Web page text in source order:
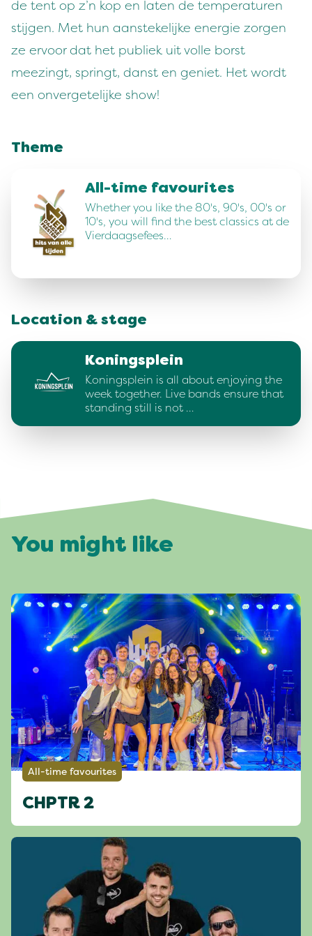
de tent op z’n kop en laten de temperaturen
stijgen. Met hun aanstekelijke energie zorgen
ze ervoor dat het publiek uit volle borst
meezingt, springt, danst en geniet. Het wordt
een onvergetelijke show!
Theme
All-time favourites
Whether you like the 80's, 90's, 00's or
10's, you will find the best classics at de
Vierdaagsefees…
Location & stage
Koningsplein
Koningsplein is all about enjoying the
week together. Live bands ensure that
standing still is not …
You might like
All-time favourites
CHPTR 2